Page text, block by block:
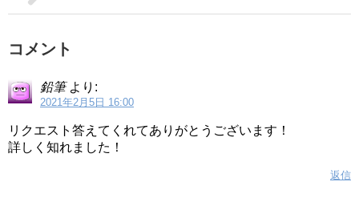
コメント
鉛筆 より:
2021年2月5日 16:00
リクエスト答えてくれてありがとうございます！
詳しく知れました！
返信